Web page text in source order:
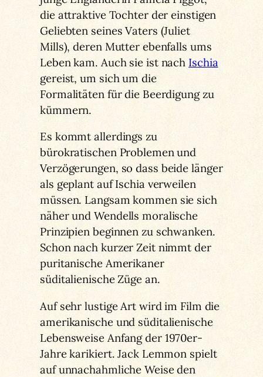
die attraktive Tochter der einstigen
Geliebten seines Vaters (Juliet
Mills), deren Mutter ebenfalls ums
Leben kam. Auch sie ist nach Ischia
gereist, um sich um die
Formalitäten für die Beerdigung zu
kümmern.
Es kommt allerdings zu
bürokratischen Problemen und
Verzögerungen, so dass beide länger
als geplant auf Ischia verweilen
müssen. Langsam kommen sie sich
näher und Wendells moralische
Prinzipien beginnen zu schwanken.
Schon nach kurzer Zeit nimmt der
puritanische Amerikaner
süditalienische Züge an.
Auf sehr lustige Art wird im Film die
amerikanische und süditalienische
Lebensweise Anfang der 1970er-
Jahre karikiert. Jack Lemmon spielt
auf unnachahmliche Weise den